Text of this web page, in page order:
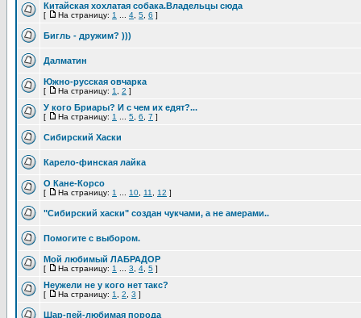
Китайская хохлатая собака.Владельцы сюда
[ На страницу: 1 4 5 6 ]
Бигль - дружим? )))
Далматин
Южно-русская овчарка
[ На страницу: 1 2 ]
У кого Бриары? И с чем их едят?...
[ На страницу: 1 5 6 7 ]
Сибирский Хаски
Карело-финская лайка
О Кане-Корсо
[ На страницу: 1 10 11 12 ]
"Сибирский хаски" создан чукчами, а не амерами..
Помогите с выбором.
Мой любимый ЛАБРАДОР
[ На страницу: 1 3 4 5 ]
Неужели не у кого нет такс?
[ На страницу: 1 2 3 ]
Шар-пей-любимая порода